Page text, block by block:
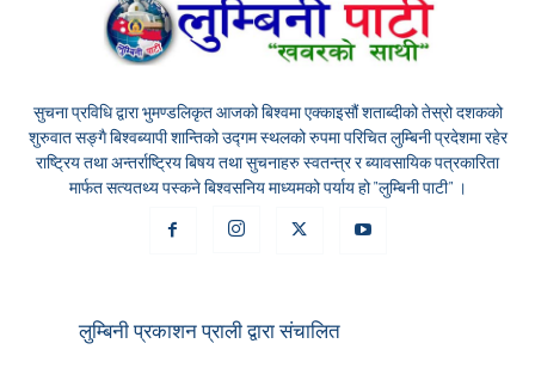
सुचना प्रविधि द्वारा भुमण्डलिकृत आजको बिश्वमा एक्काइसौं शताब्दीको तेस्रो दशकको
शुरुवात सङ्गै बिश्वब्यापी शान्तिको उद्गम स्थलको रुपमा परिचित लुम्बिनी प्रदेशमा रहेर
राष्ट्रिय तथा अन्तर्राष्ट्रिय बिषय तथा सुचनाहरु स्वतन्त्र र ब्यावसायिक पत्रकारिता
मार्फत सत्यतथ्य पस्कने बिश्वसनिय माध्यमको पर्याय हो "लुम्बिनी पाटी" ।
लुम्बिनी प्रकाशन प्राली द्वारा संचालित